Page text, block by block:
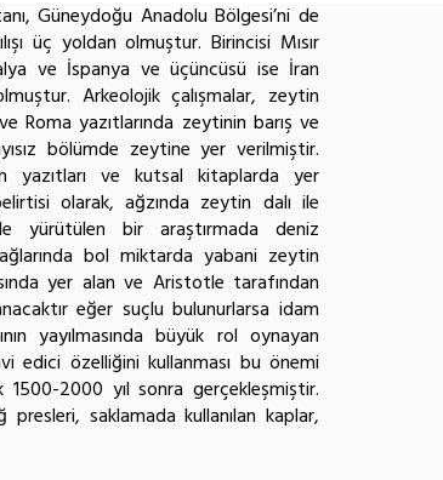
Güneydoğu Anadolu Bölgesi’ni de
üç yoldan olmuştur. Birincisi Mısır
ve İspanya ve üçüncüsü ise İran
Arkeolojik çalışmalar, zeytin
Roma yazıtlarında zeytinin barış ve
bölümde zeytine yer verilmiştir.
yazıtları ve kutsal kitaplarda yer
olarak, ağzında zeytin dalı ile
yürütülen bir araştırmada deniz
bol miktarda yabani zeytin
yer alan ve Aristotle tarafından
eğer suçlu bulunurlarsa idam
yayılmasında büyük rol oynayan
edici özelliğini kullanması bu önemi
1500-2000 yıl sonra gerçekleşmiştir.
presleri, saklamada kullanılan kaplar,